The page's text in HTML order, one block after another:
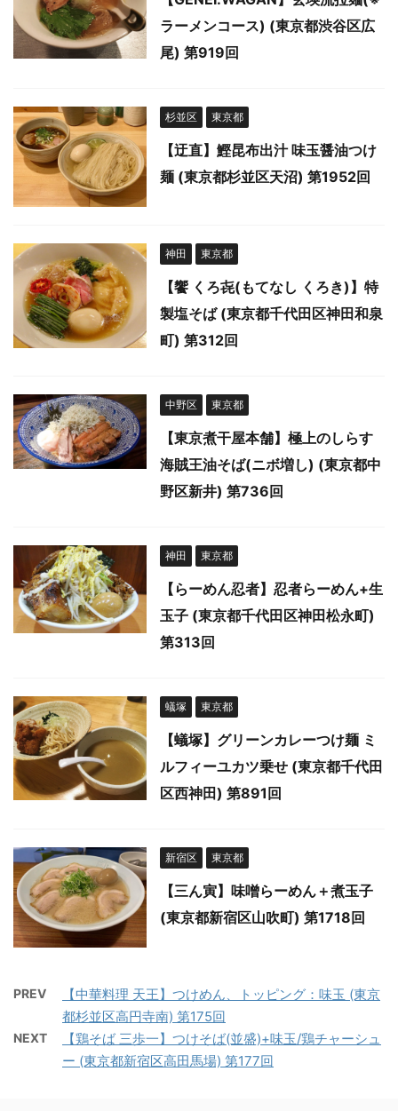
ラーメンコース) (東京都渋谷区広
尾) 第919回
杉並区 東京都
【迂直】鰹昆布出汁 味玉醤油つけ
麺 (東京都杉並区天沼) 第1952回
神田 東京都
【饗 くろ㐂(もてなし くろき)】特
製塩そば (東京都千代田区神田和泉
町) 第312回
中野区 東京都
【東京煮干屋本舗】極上のしらす
海賊王油そば(ニボ増し) (東京都中
野区新井) 第736回
神田 東京都
【らーめん忍者】忍者らーめん+生
玉子 (東京都千代田区神田松永町)
第313回
蟻塚 東京都
【蟻塚】グリーンカレーつけ麺 ミ
ルフィーユカツ乗せ (東京都千代田
区西神田) 第891回
新宿区 東京都
【三ん寅】味噌らーめん＋煮玉子
(東京都新宿区山吹町) 第1718回
PREV
【中華料理 天王】つけめん、トッピング：味玉 (東京
都杉並区高円寺南) 第175回
NEXT
【鶏そば 三歩一】つけそば(並盛)+味玉/鶏チャーシュ
ー (東京都新宿区高田馬場) 第177回